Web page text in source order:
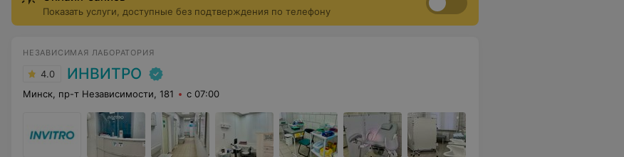
Показать услуги, доступные без подтверждения по телефону
НЕЗАВИСИМАЯ ЛАБОРАТОРИЯ
4.0 ИНВИТРО
Минск, пр-т Независимости, 181 с 07:00